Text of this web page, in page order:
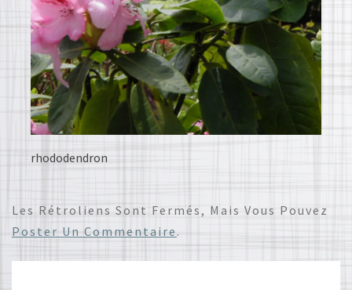
rhododendron
Les Rétroliens Sont Fermés, Mais Vous Pouvez
Poster Un Commentaire.